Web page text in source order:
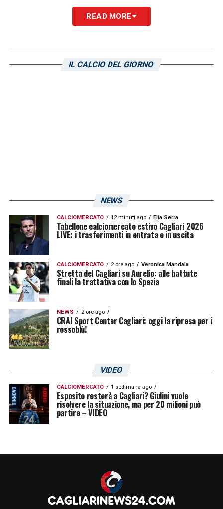
in Sardegna: solo un precedente per il
fischietto italiano con la squadra di
Penzo si affrontano Venezia eSalernitana
READ MORE
IL CALCIO DEL GIORNO
NEWS
CALCIOMERCATO 12 minuti ago Elia Serra
Tabellone calciomercato estivo Cagliari 2026
LIVE: i trasferimenti in entrata e in uscita
CALCIOMERCATO 2 ore ago Veronica Mandala
Stretta del Cagliari su Aurelio: alle battute
finali la trattativa con lo Spezia
NEWS 2 ore ago
CRAI Sport Center Cagliari: oggi la ripresa per i
rossoblù!
VIDEO
CALCIOMERCATO 1 settimana ago
Esposito resterà a Cagliari? Giulini vuole
risolvere la situazione, ma per 20 milioni può
partire – VIDEO